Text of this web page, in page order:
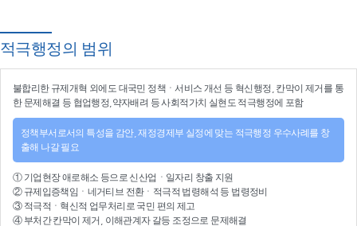
적극행정의 범위
불합리한 규제개혁 외에도 대국민 정책ㆍ서비스 개선 등 혁신행정 , 칸막이 제거를 통
한 문제해결 등 협업행정 ,약자배려 등사회적가치 실현 도 적극행정에 포함
정책부서로서의 특성을 감안, 재정경제부 실정에 맞는 적극행정 우수사례를 창
출해 나갈 필요
① 기업현장 애로해소 등으로 신산업 ㆍ 일자리 창출 지원
② 규제입증책임 ㆍ 네거티브 전환ㆍ적극적 법령해석 등 법령정비
③ 적극적 ㆍ 혁신적 업무처리 로 국민 편의 제고
④ 부처간 칸막이 제거, 이해관계자 갈등 조정으로 문제해결